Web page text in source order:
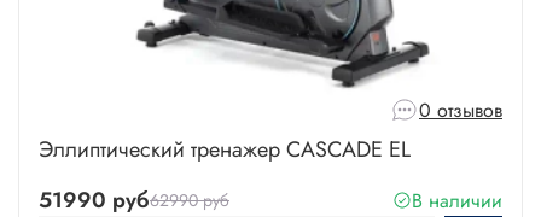
0 отзывов
Эллиптический тренажер CASCADE EL
51990 руб62990 руб
В наличии